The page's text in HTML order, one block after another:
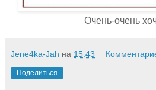
Очень-очень
Jene4ka-Jah на 15:43
Поделиться